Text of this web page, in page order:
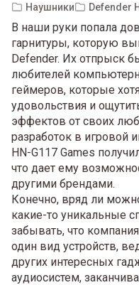
Наушники Defender
В наши руки попала
гарнитуры, которую
Defender. Их отпрыск
любителей
геймеров, которые
удовольствия и
эффектов от своих
разработок в игровой
HN-G117 Games
что дает ему
другими брендами.
Конечно, вряд ли
какие-то уникальные
забывать, что
один вид устройств,
других интересных
аудиосистем,